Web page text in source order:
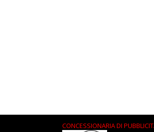
CONCESSIONARIA DI